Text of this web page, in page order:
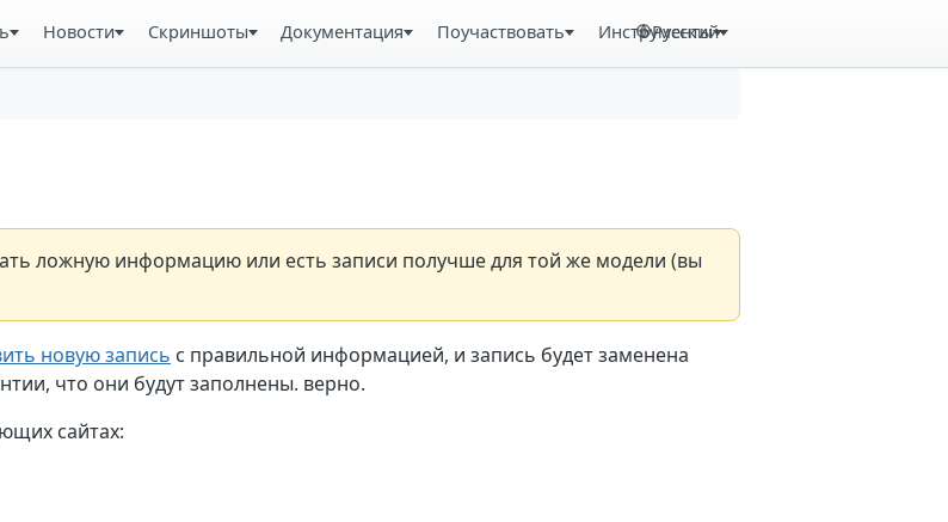
Новости Скриншоты Документация Поучаствовать Инструменты
Русский
ложную информацию или есть записи получше для той же модели (вы
новую запись с правильной информацией, и запись будет заменена
что они будут заполнены. верно.
сайтах: